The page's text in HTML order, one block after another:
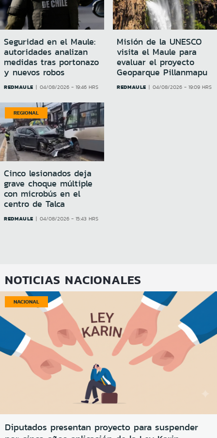
Seguridad en el Maule:
autoridades analizan
medidas tras portonazo
y nuevos robos
REDMAULE 04/08/2026 - 19:46 HRS
Misión de la UNESCO
visita el Maule para
evaluar el proyecto
Geoparque Pillanmapu
REDMAULE 04/08/2026 - 19:09 HRS
REGIONAL
Cinco lesionados deja
grave choque múltiple
con microbús en el
centro de Talca
REDMAULE 04/08/2026 - 15:43 HRS
NOTICIAS NACIONALES
NACIONAL
Diputados presentan proyecto para suspender